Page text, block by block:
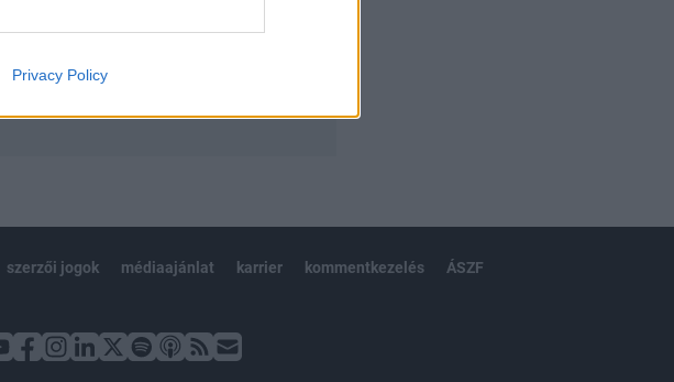
Privacy Policy
szerzői jogok médiaajánlat karrier kommentkezelés ÁSZF